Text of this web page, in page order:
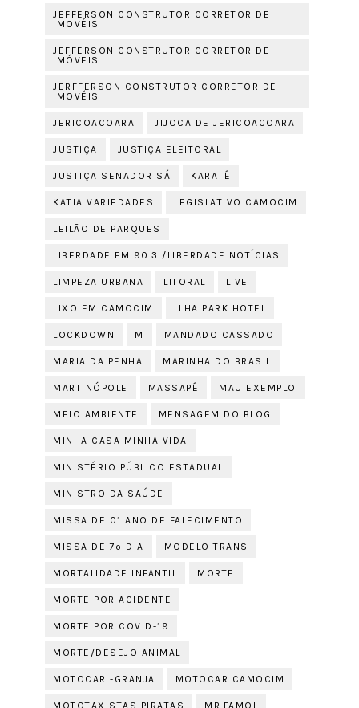
JEFFERSON CONSTRUTOR CORRETOR DE
IMOVÉIS
JEFFERSON CONSTRUTOR CORRETOR DE
IMÓVEIS
JERFFERSON CONSTRUTOR CORRETOR DE
IMOVÉIS
JERICOACOARA JIJOCA DE JERICOACOARA
JUSTIÇA JUSTIÇA ELEITORAL
JUSTIÇA SENADOR SÁ KARATÊ
KATIA VARIEDADES LEGISLATIVO CAMOCIM
LEILÃO DE PARQUES
LIBERDADE FM 90.3 /LIBERDADE NOTÍCIAS
LIMPEZA URBANA LITORAL LIVE
LIXO EM CAMOCIM LLHA PARK HOTEL
LOCKDOWN M MANDADO CASSADO
MARIA DA PENHA MARINHA DO BRASIL
MARTINÓPOLE MASSAPÊ MAU EXEMPLO
MEIO AMBIENTE MENSAGEM DO BLOG
MINHA CASA MINHA VIDA
MINISTÉRIO PÚBLICO ESTADUAL
MINISTRO DA SAÚDE
MISSA DE 01 ANO DE FALECIMENTO
MISSA DE 7º DIA MODELO TRANS
MORTALIDADE INFANTIL MORTE
MORTE POR ACIDENTE
MORTE POR COVID-19
MORTE/DESEJO ANIMAL
MOTOCAR -GRANJA MOTOCAR CAMOCIM
MOTOTAXISTAS PIRATAS MR.FAMOL